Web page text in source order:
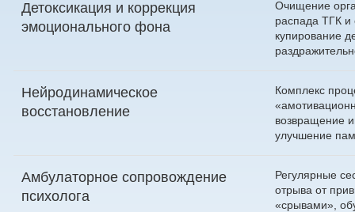
Детоксикация и коррекция
эмоционального фона
Очищение
распада ТГК и
купирование
Нейродинамическое
восстановление
Комплекс
возвращение
улучшение
Амбулаторное сопровождение
психолога
Регулярные
отрыва от
«срывами»,